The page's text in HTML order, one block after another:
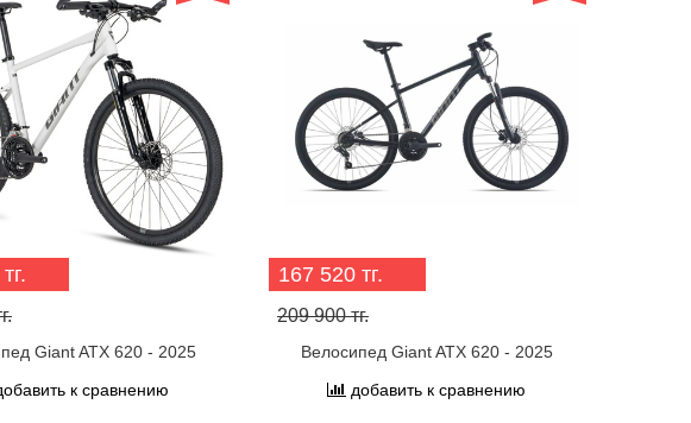
Giant ATX 620 - 2025
к сравнению
167 520 тг.
209 900 тг.
Велосипед Giant ATX 620 - 2025
добавить к сравнению